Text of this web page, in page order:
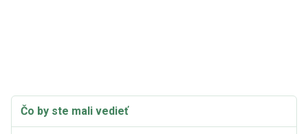
Čo by ste mali vedieť